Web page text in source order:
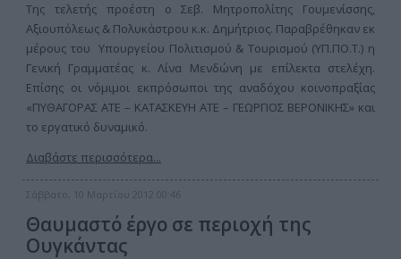
Της τελετής προέστη ο Σεβ. Μητροπολίτης Γουμενίσσης,
Αξιουπόλεως & Πολυκάστρου κ.κ. Δημήτριος. Παραβρέθηκαν εκ
μέρους του Υπουργείου Πολιτισμού & Τουρισμού (ΥΠ.ΠΟ.Τ.) η
Γενική Γραμματέας κ. Λίνα Μενδώνη με επίλεκτα στελέχη.
Επίσης οι νόμιμοι εκπρόσωποι της αναδόχου κοινοπραξίας
«ΠΥΘΑΓΟΡΑΣ ΑΤΕ – ΚΑΤΑΣΚΕΥΗ ΑΤΕ – ΓΕΩΡΓΙΟΣ ΒΕΡΟΝΙΚΗΣ» και
το εργατικό δυναμικό.
Διαβάστε περισσότερα...
Σάββατο, 10 Μαρτίου 2012 00:46
Θαυμαστό έργο σε περιοχή της
Ουγκάντας